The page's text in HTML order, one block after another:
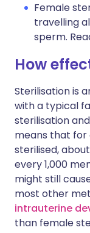
Female
travelling
sperm.
How
Sterilisation is
with a typical
sterilisation
means that for
sterilised,
every 1,000
might still
most other
intrauterine
than female